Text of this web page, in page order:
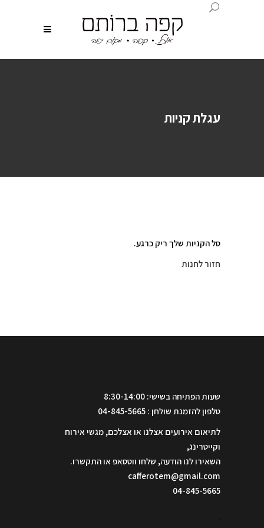
עגלת קניות
סל הקניות שלך ריק כרגע.
חזור לחנות
שעות הפתיחה בשישי: 8:30-14:00
טלפון להזמנת שולחן : 04-845-5665
לתיאום אירועים אצלנו או אצלכם, מגשי אירוח
וקייטרינג,
השאירו לנו הודעה, שלחו ווטסאפ או התקשרו.
cafferotem@gmail.com
04-845-5665
.